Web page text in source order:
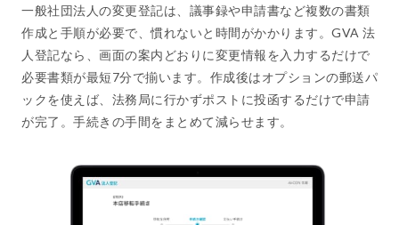
一般社団法人の変更登記は、議事録や申請書など複数の書類
作成と手順が必要で、慣れないと時間がかかります。GVA 法
人登記なら、画面の案内どおりに変更情報を入力するだけで
必要書類が最短7分で揃います。作成後はオプションの郵送パ
ックを使えば、法務局に行かずポストに投函するだけで申請
が完了。手続きの手間をまとめて減らせます。